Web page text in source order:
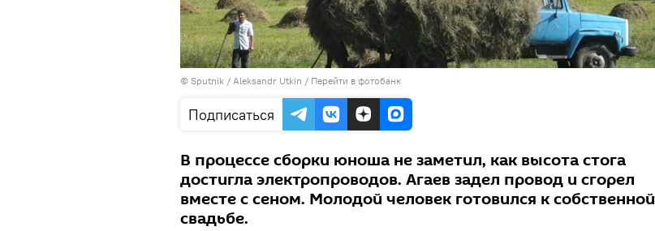
© Sputnik / Aleksandr Utkin / Перейти в фотобанк
Подписаться
В процессе сборки юноша не заметил, как высота стога
достигла электропроводов. Агаев задел провод и сгорел
вместе с сеном. Молодой человек готовился к собственной
свадьбе.